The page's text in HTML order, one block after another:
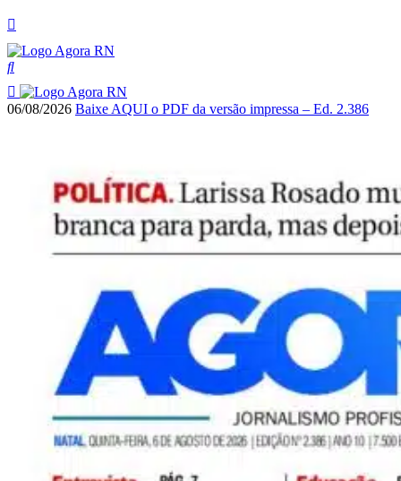
06/08/2026 Baixe AQUI o PDF da versão impressa – Ed. 2.386